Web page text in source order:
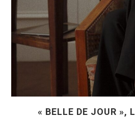
« BELLE DE JOUR »,